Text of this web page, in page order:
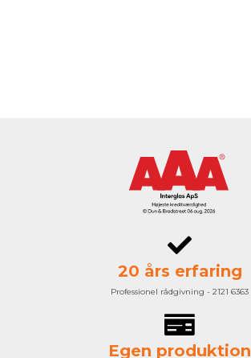
20 års erfaring
Professionel rådgivning - 2121 6363
Egen produktion